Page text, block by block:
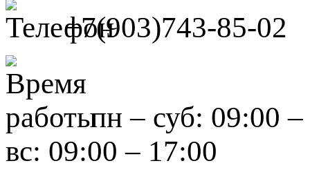
+7(903)743-85-02
пн – суб: 09:00 –
вс: 09:00 – 17:00